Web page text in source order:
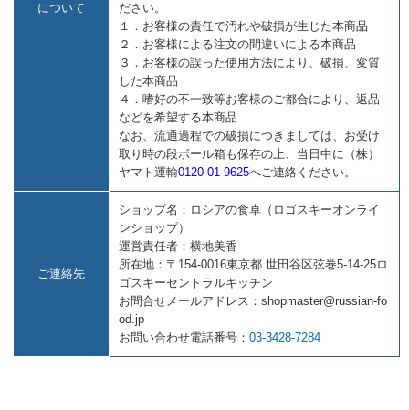
について
ださい。
１．お客様の責任で汚れや破損が生じた本商品
２．お客様による注文の間違いによる本商品
３．お客様の誤った使用方法により、破損、変質
した本商品
４．嗜好の不一致等お客様のご都合により、返品
などを希望する本商品
なお、流通過程での破損につきましては、お受け
取り時の段ボール箱も保存の上、当日中に（株）
ヤマト運輸0120-01-9625へご連絡ください。
ご連絡先
ショップ名：ロシアの食卓（ロゴスキーオンライ
ンショップ）
運営責任者：横地美香
所在地：〒154-0016東京都 世田谷区弦巻5-14-25ロ
ゴスキーセントラルキッチン
お問合せメールアドレス：shopmaster@russian-fo
od.jp
お問い合わせ電話番号：03-3428-7284